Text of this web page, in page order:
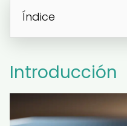
Índice
Introducción